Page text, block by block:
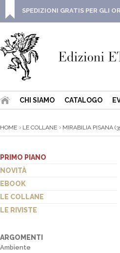
SPEDIZIONI GRATIS PER GLI
CHI SIAMO CATALOGO
HOME LE COLLANE MIRABILIA PISANA
PRIMO PIANO
NOVITÀ
EBOOK
LE COLLANE
LE RIVISTE
ARGOMENTI
Ambiente